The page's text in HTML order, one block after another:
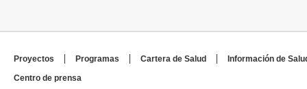
Proyectos Programas Cartera de Salud
Información de
Centro de prensa